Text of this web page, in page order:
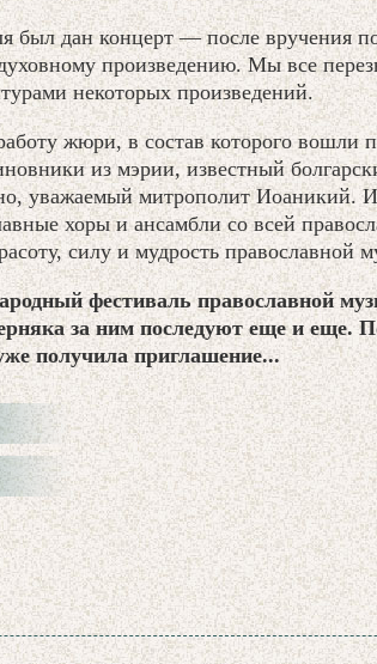
был дан концерт — после вручения
произведению. Мы все
некоторых произведений.
жюри, в состав которого вошли
из мэрии, известный
уважаемый митрополит Иоаникий.
хоры и ансамбли со всей
силу и мудрость православной
фестиваль православной
за ним последуют еще и еще.
получила приглашение...